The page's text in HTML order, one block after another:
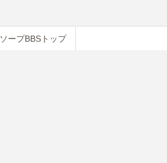
ソープBBSトップ